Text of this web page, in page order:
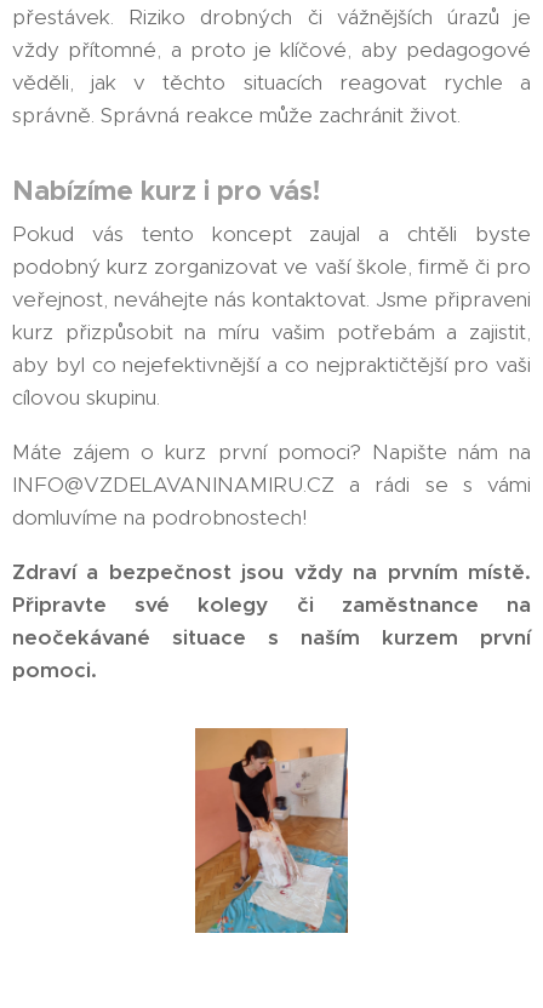
přestávek. Riziko drobných či vážnějších úrazů je
vždy přítomné, a proto je klíčové, aby pedagogové
věděli, jak v těchto situacích reagovat rychle a
správně. Správná reakce může zachránit život.
Nabízíme kurz i pro vás!
Pokud vás tento koncept zaujal a chtěli byste
podobný kurz zorganizovat ve vaší škole, firmě či pro
veřejnost, neváhejte nás kontaktovat. Jsme připraveni
kurz přizpůsobit na míru vašim potřebám a zajistit,
aby byl co nejefektivnější a co nejpraktičtější pro vaši
cílovou skupinu.
Máte zájem o kurz první pomoci? Napište nám na
INFO@VZDELAVANINAMIRU.CZ a rádi se s vámi
domluvíme na podrobnostech!
Zdraví a bezpečnost jsou vždy na prvním místě.
Připravte své kolegy či zaměstnance na
neočekávané situace s naším kurzem první
pomoci.